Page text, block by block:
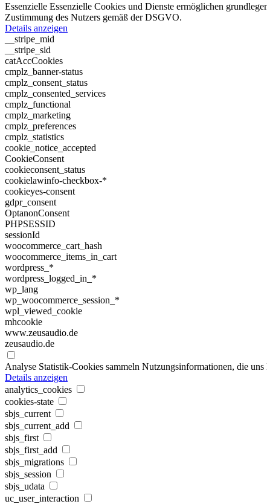
Essenzielle Essenzielle Cookies und Dienste ermöglichen
Zustimmung des Nutzers gemäß der DSGVO.
Details anzeigen
__stripe_mid
__stripe_sid
catAccCookies
cmplz_banner-status
cmplz_consent_status
cmplz_consented_services
cmplz_functional
cmplz_marketing
cmplz_preferences
cmplz_statistics
cookie_notice_accepted
CookieConsent
cookieconsent_status
cookielawinfo-checkbox-*
cookieyes-consent
gdpr_consent
OptanonConsent
PHPSESSID
sessionId
woocommerce_cart_hash
woocommerce_items_in_cart
wordpress_*
wordpress_logged_in_*
wp_lang
wp_woocommerce_session_*
wpl_viewed_cookie
mhcookie
www.zeusaudio.de
zeusaudio.de
Analyse Statistik-Cookies sammeln Nutzungsinformationen, die
Details anzeigen
analytics_cookies
cookies-state
sbjs_current
sbjs_current_add
sbjs_first
sbjs_first_add
sbjs_migrations
sbjs_session
sbjs_udata
uc_user_interaction